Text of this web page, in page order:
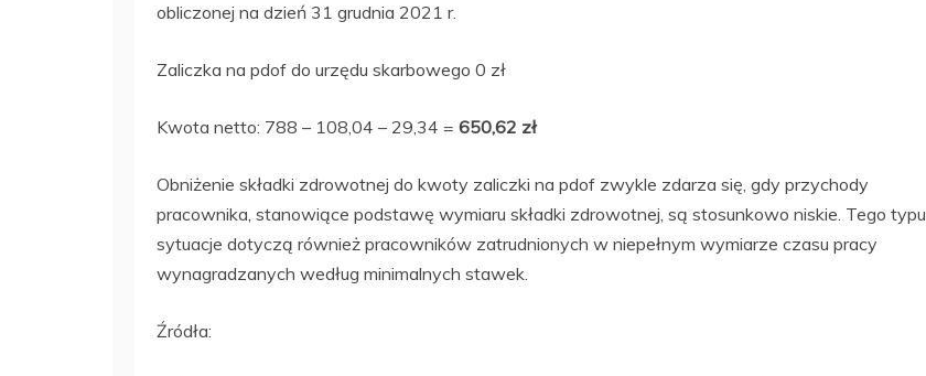
obliczonej na dzień 31 grudnia 2021 r.
Zaliczka na pdof do urzędu skarbowego 0 zł
Kwota netto: 788 – 108,04 – 29,34 = 650,62 zł
Obniżenie składki zdrowotnej do kwoty zaliczki na pdof zwykle zdarza się, gdy przychody
pracownika, stanowiące podstawę wymiaru składki zdrowotnej, są stosunkowo niskie. Tego typu
sytuacje dotyczą również pracowników zatrudnionych w niepełnym wymiarze czasu pracy
wynagradzanych według minimalnych stawek.
Źródła: